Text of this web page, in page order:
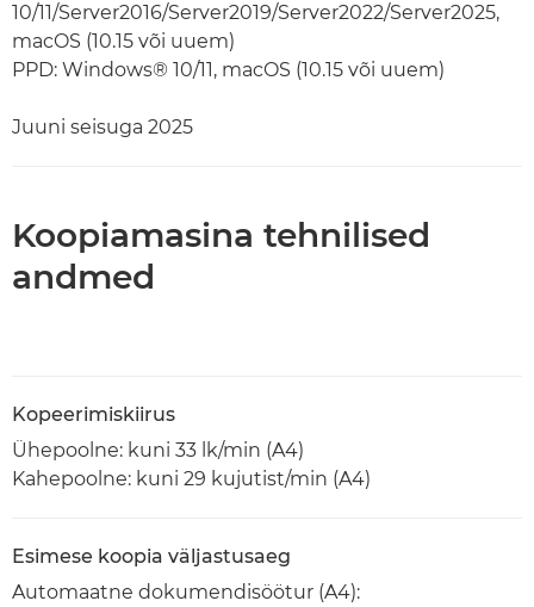
10/11/Server2016/Server2019/Server2022/Server2025,
macOS (10.15 või uuem)
PPD: Windows® 10/11, macOS (10.15 või uuem)
Juuni seisuga 2025
Koopiamasina tehnilised
andmed
Kopeerimiskiirus
Ühepoolne: kuni 33 lk/min (A4)
Kahepoolne: kuni 29 kujutist/min (A4)
Esimese koopia väljastusaeg
Automaatne dokumendisöötur (A4):